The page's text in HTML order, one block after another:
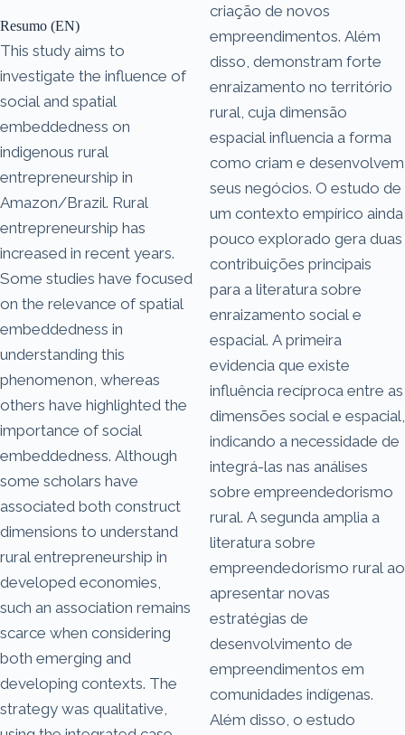
Resumo (EN)
This study aims to
investigate the influence of
social and spatial
embeddedness on
indigenous rural
entrepreneurship in
Amazon/Brazil. Rural
entrepreneurship has
increased in recent years.
Some studies have focused
on the relevance of spatial
embeddedness in
understanding this
phenomenon, whereas
others have highlighted the
importance of social
embeddedness. Although
some scholars have
associated both construct
dimensions to understand
rural entrepreneurship in
developed economies,
such an association remains
scarce when considering
both emerging and
developing contexts. The
strategy was qualitative,
criação de novos
empreendimentos. Além
disso, demonstram forte
enraizamento no território
rural, cuja dimensão
espacial influencia a forma
como criam e desenvolvem
seus negócios. O estudo de
um contexto empírico ainda
pouco explorado gera duas
contribuições principais
para a literatura sobre
enraizamento social e
espacial. A primeira
evidencia que existe
influência recíproca entre as
dimensões social e espacial,
indicando a necessidade de
integrá-las nas análises
sobre empreendedorismo
rural. A segunda amplia a
literatura sobre
empreendedorismo rural ao
apresentar novas
estratégias de
desenvolvimento de
empreendimentos em
comunidades indígenas.
Além disso, o estudo